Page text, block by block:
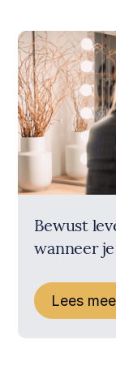
Bewust
wanneer
Lees